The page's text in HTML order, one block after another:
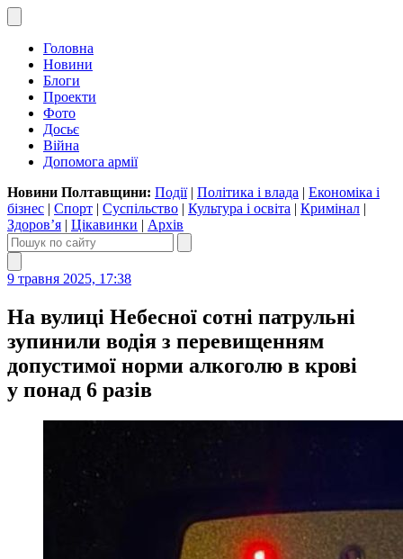
Головна
Новини
Блоги
Проекти
Фото
Досьє
Війна
Допомога армії
Новини Полтавщини: Події| Політика і влада | Економіка і
бізнес | Спорт | Суспільство | Культура і освіта | Кримінал |
Здоров’я | Цікавинки | Архів
9 травня 2025, 17:38
На вулиці Небесної сотні патрульні
зупинили водія з перевищенням
допустимої норми алкоголю в крові
у понад 6 разів